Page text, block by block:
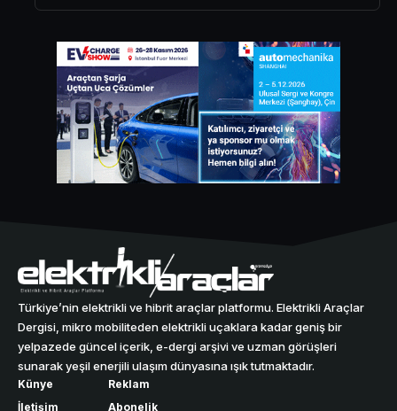
Türkiye’nin elektrikli ve hibrit araçlar platformu. Elektrikli Araçlar
Dergisi, mikro mobiliteden elektrikli uçaklara kadar geniş bir
yelpazede güncel içerik, e-dergi arşivi ve uzman görüşleri
sunarak yeşil enerjili ulaşım dünyasına ışık tutmaktadır.
Künye
İletişim
Reklam
Abonelik